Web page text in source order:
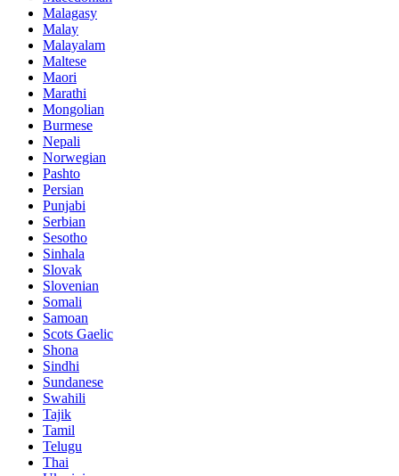
Malagasy
Malay
Malayalam
Maltese
Maori
Marathi
Mongolian
Burmese
Nepali
Norwegian
Pashto
Persian
Punjabi
Serbian
Sesotho
Sinhala
Slovak
Slovenian
Somali
Samoan
Scots Gaelic
Shona
Sindhi
Sundanese
Swahili
Tajik
Tamil
Telugu
Thai